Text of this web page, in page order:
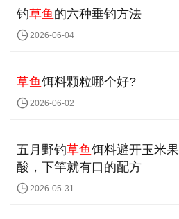
钓草鱼 的六种垂钓方法
2026-06-04
草鱼饵料颗粒哪个好?
2026-06-02
五月野钓草鱼饵料避开玉米果
酸，下竿就有口的配方
2026-05-31